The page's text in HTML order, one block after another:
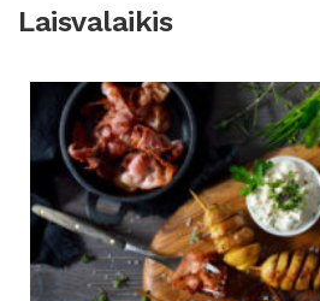
Laisvalaikis